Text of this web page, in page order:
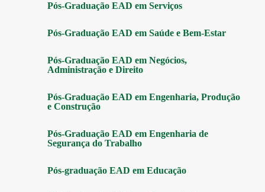
Pós-Graduação EAD em Serviços
Pós-Graduação EAD em Saúde e Bem-Estar
Pós-Graduação EAD em Negócios,
Administração e Direito
Pós-Graduação EAD em Engenharia, Produção
e Construção
Pós-Graduação EAD em Engenharia de
Segurança do Trabalho
Pós-graduação EAD em Educação